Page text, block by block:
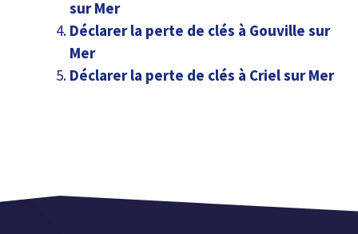
sur Mer
Déclarer la perte de clés à Gouville sur
Mer
Déclarer la perte de clés à Criel sur Mer